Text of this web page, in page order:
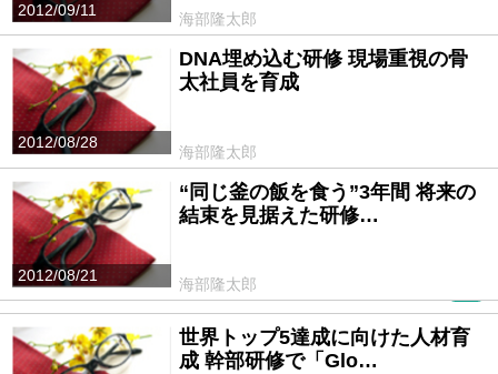
2012/09/11
海部隆太郎
2012/08/28
DNA埋め込む研修 現場重視の骨
太社員を育成
海部隆太郎
2012/08/21
“同じ釜の飯を食う”3年間 将来の
結束を見据えた研修…
海部隆太郎
世界トップ5達成に向けた人材育
成 幹部研修で「Glo…